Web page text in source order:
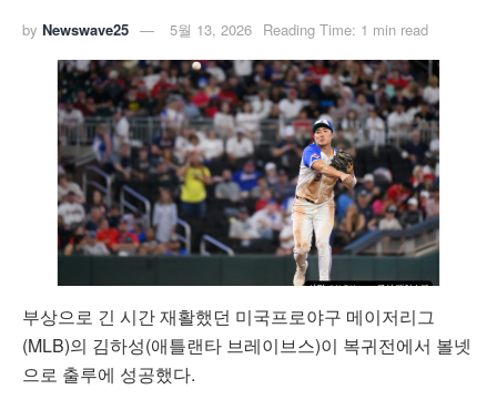
by Newswave25 5월 13, 2026 Reading Time: 1 min read
부상으로 긴 시간 재활했던 미국프로야구 메이저리그
(MLB)의 김하성(애틀랜타 브레이브스)이 복귀전에서 볼넷
으로 출루에 성공했다.